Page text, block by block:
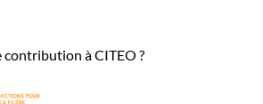
à CITEO ?